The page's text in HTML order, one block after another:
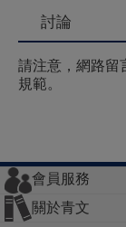
討論
請注意，網路留
規範。
會員服務
會員辦法
客服信箱
隱私條款
網站導覽關於青文